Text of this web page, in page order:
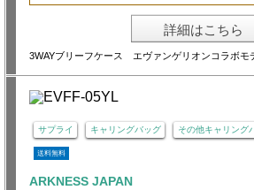
詳細はこちら
3WAYブリーフケース エヴァンゲリオンコラボ
サプライ キャリングバッグ その他キャリング
送料無料
ARKNESS JAPAN